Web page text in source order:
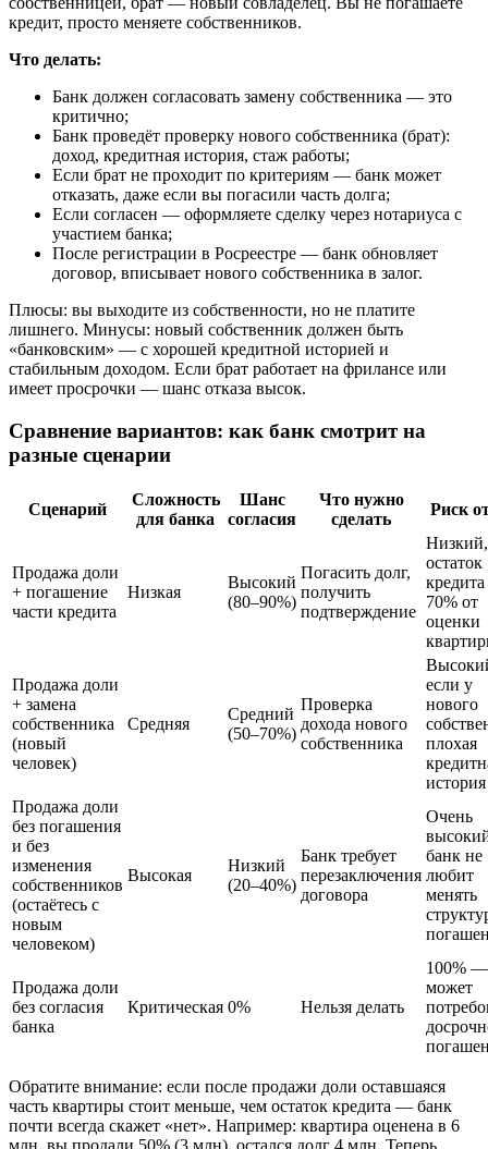
кредит, просто меняете собственников.
Что делать:
Банк должен согласовать замену собственника — это
критично;
Банк проведёт проверку нового собственника (брат):
доход, кредитная история, стаж работы;
Если брат не проходит по критериям — банк может
отказать, даже если вы погасили часть долга;
Если согласен — оформляете сделку через нотариуса с
участием банка;
После регистрации в Росреестре — банк обновляет
договор, вписывает нового собственника в залог.
Плюсы: вы выходите из собственности, но не платите
лишнего. Минусы: новый собственник должен быть
«банковским» — с хорошей кредитной историей и
стабильным доходом. Если брат работает на фрилансе или
имеет просрочки — шанс отказа высок.
Сравнение вариантов: как банк смотрит на
разные сценарии
Сценарий
Сложность
для банка
Шанс
согласия
Что нужно
сделать
Риск
Продажа доли
+ погашение
части кредита
Низкая
Высокий
(80–90%)
Погасить долг,
получить
подтверждение
остаток
70% от
оценки
Продажа доли
+ замена
собственника
(новый
человек)
Средняя
Средний
(50–70%)
Проверка
дохода нового
собственника
если у
нового
плохая
история
Продажа доли
без погашения
и без
изменения
собственников
(остаётесь с
новым
человеком)
Высокая
Низкий
(20–40%)
Банк требует
перезаключения
договора
Очень
банк не
любит
менять
Продажа доли
без согласия
банка
Критическая 0% Нельзя делать
100%
может
Обратите внимание: если после продажи доли оставшаяся
часть квартиры стоит меньше, чем остаток кредита — банк
почти всегда скажет «нет». Например: квартира оценена в 6